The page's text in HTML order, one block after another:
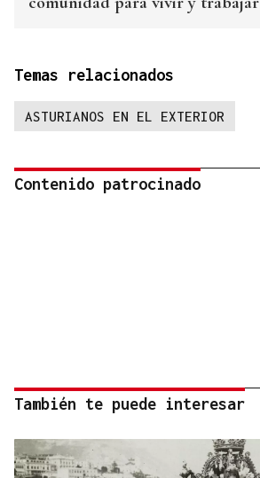
Temas relacionados
ASTURIANOS EN EL EXTERIOR
Contenido patrocinado
También te puede interesar